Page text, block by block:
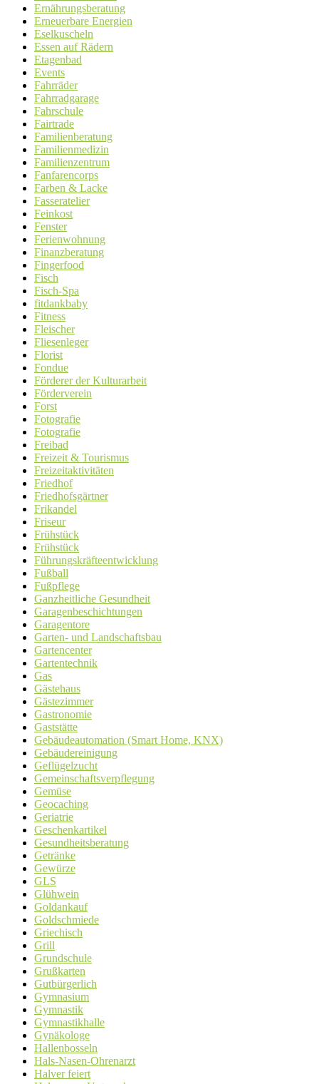
Ernährungsberatung
Erneuerbare Energien
Eselkuscheln
Essen auf Rädern
Etagenbad
Events
Fahrräder
Fahrradgarage
Fahrschule
Fairtrade
Familienberatung
Familienmedizin
Familienzentrum
Fanfarencorps
Farben & Lacke
Fasseratelier
Feinkost
Fenster
Ferienwohnung
Finanzberatung
Fingerfood
Fisch
Fisch-Spa
fitdankbaby
Fitness
Fleischer
Fliesenleger
Florist
Fondue
Förderer der Kulturarbeit
Förderverein
Forst
Fotografie
Fotografie
Freibad
Freizeit & Tourismus
Freizeitaktivitäten
Friedhof
Friedhofsgärtner
Frikandel
Friseur
Frühstück
Frühstück
Führungskräfteentwicklung
Fußball
Fußpflege
Ganzheitliche Gesundheit
Garagenbeschichtungen
Garagentore
Garten- und Landschaftsbau
Gartencenter
Gartentechnik
Gas
Gästehaus
Gästezimmer
Gastronomie
Gaststätte
Gebäudeautomation (Smart Home, KNX)
Gebäudereinigung
Geflügelzucht
Gemeinschaftsverpflegung
Gemüse
Geocaching
Geriatrie
Geschenkartikel
Gesundheitsberatung
Getränke
Gewürze
GLS
Glühwein
Goldankauf
Goldschmiede
Griechisch
Grill
Grundschule
Grußkarten
Gutbürgerlich
Gymnasium
Gymnastik
Gymnastikhalle
Gynäkologe
Hallenbosseln
Hals-Nasen-Ohrenarzt
Halver feiert